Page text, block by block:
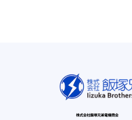
株式会社飯塚兄弟電機商会